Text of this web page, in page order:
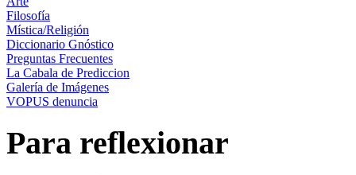
Filosofía
Mística/Religión
Diccionario Gnóstico
Preguntas Frecuentes
La Cabala de Prediccion
Galería de Imágenes
VOPUS denuncia
Para reflexionar